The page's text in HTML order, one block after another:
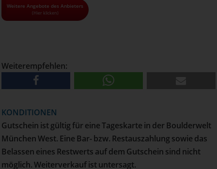
Weitere Angebote des Anbieters
(Hier klicken)
• Alle Gutscheine und Tickets nur solange der Vorrat reicht!
• Pro Haushalt können maximal 10 Gutscheine bestellt
Weiterempfehlen:
KONDITIONEN
Gutschein ist gültig für eine Tageskarte in der Boulderwelt
München West. Eine Bar- bzw. Restauszahlung sowie das
Belassen eines Restwerts auf dem Gutschein sind nicht
möglich. Weiterverkauf ist untersagt.